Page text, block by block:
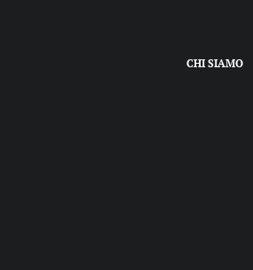
CHI SIAMO